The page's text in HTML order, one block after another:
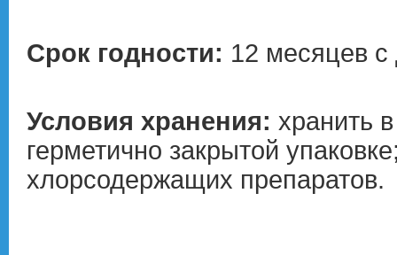
Срок годности: 12 месяцев с
Условия хранения: хранить
герметично закрытой
хлорсодержащих препаратов.